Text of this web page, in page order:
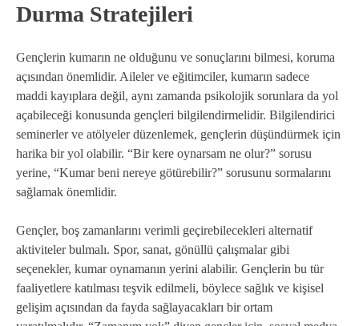
Durma Stratejileri
Gençlerin kumarın ne olduğunu ve sonuçlarını bilmesi, koruma
açısından önemlidir. Aileler ve eğitimciler, kumarın sadece
maddi kayıplara değil, aynı zamanda psikolojik sorunlara da yol
açabileceği konusunda gençleri bilgilendirmelidir. Bilgilendirici
seminerler ve atölyeler düzenlemek, gençlerin düşündürmek için
harika bir yol olabilir. “Bir kere oynarsam ne olur?” sorusu
yerine, “Kumar beni nereye götürebilir?” sorusunu sormalarını
sağlamak önemlidir.
Gençler, boş zamanlarını verimli geçirebilecekleri alternatif
aktiviteler bulmalı. Spor, sanat, gönüllü çalışmalar gibi
seçenekler, kumar oynamanın yerini alabilir. Gençlerin bu tür
faaliyetlere katılması teşvik edilmeli, böylece sağlık ve kişisel
gelişim açısından da fayda sağlayacakları bir ortam